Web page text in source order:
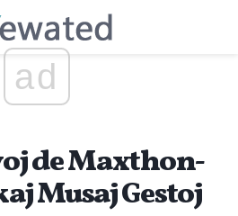
ad
de Maxthon-
Musaj Gestoj